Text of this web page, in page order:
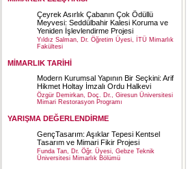
Çeyrek Asırlık Çabanın Çok Ödüllü
Meyvesi: Seddülbahir Kalesi Koruma ve
Yeniden İşlevlendirme Projesi
Yıldız Salman, Dr. Öğretim Üyesi, İTÜ Mimarlık
Fakültesi
MİMARLIK TARİHİ
Modern Kurumsal Yapının Bir Seçkini: Arif
Hikmet Holtay İmzalı Ordu Halkevi
Özgür Demirkan, Doç. Dr., Giresun Üniversitesi
Mimari Restorasyon Programı
YARIŞMA DEĞERLENDİRME
GençTasarım: Aşıklar Tepesi Kentsel
Tasarım ve Mimari Fikir Projesi
Funda Tan, Dr. Öğr. Üyesi, Gebze Teknik
Üniversitesi Mimarlık Bölümü